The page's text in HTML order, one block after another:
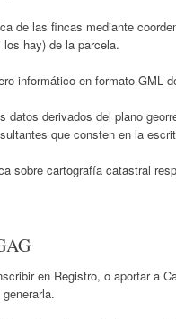
de las fincas mediante
hay) de la parcela.
informático en formato GML
datos derivados del plano
que consten en la
sobre cartografía catastral
en Registro, o aportar a